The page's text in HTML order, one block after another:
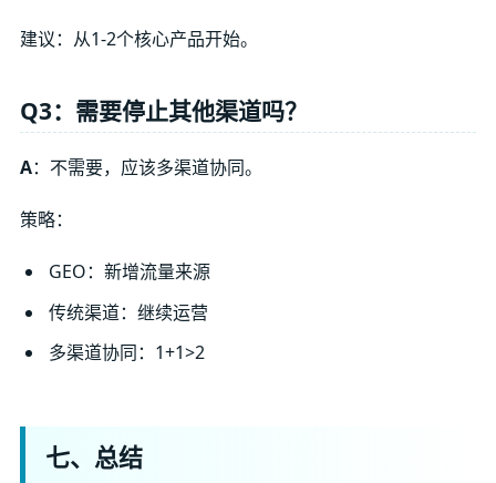
建议：从1-2个核心产品开始。
Q3：需要停止其他渠道吗？
A：不需要，应该多渠道协同。
策略：
GEO：新增流量来源
传统渠道：继续运营
多渠道协同：1+1>2
七、总结